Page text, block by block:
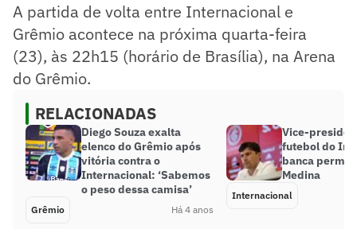
A partida de volta entre Internacional e
Grêmio acontece na próxima quarta-feira
(23), às 22h15 (horário de Brasília), na Arena
do Grêmio.
RELACIONADAS
Diego Souza exalta
elenco do Grêmio após
vitória contra o
Internacional: ‘Sabemos
o peso dessa camisa’
Grêmio Há 4 anos
Vice-
futebol do
banca
Medina
Internacional